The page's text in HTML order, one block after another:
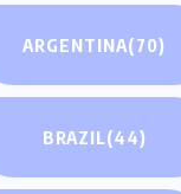
ARGENTINA(70)
BRAZIL(44)